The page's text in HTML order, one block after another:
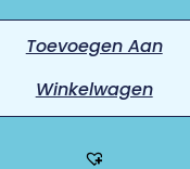
Toevoegen Aan
Winkelwagen